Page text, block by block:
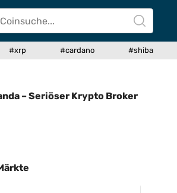
#xrp #cardano #shiba
– Seriöser Krypto Broker